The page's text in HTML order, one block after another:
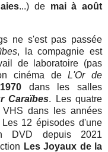
...) de mai à août
ne s'est pas passée
, la compagnie est
de laboratoire (pas
cinéma deL'Or de
dans les salles
Caraïbes. Les quatre
dans les années
12 épisodes d'une
DVD depuis 2021
Les Joyaux de la